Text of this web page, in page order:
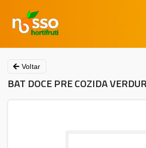
Voltar
BAT DOCE PRE COZIDA